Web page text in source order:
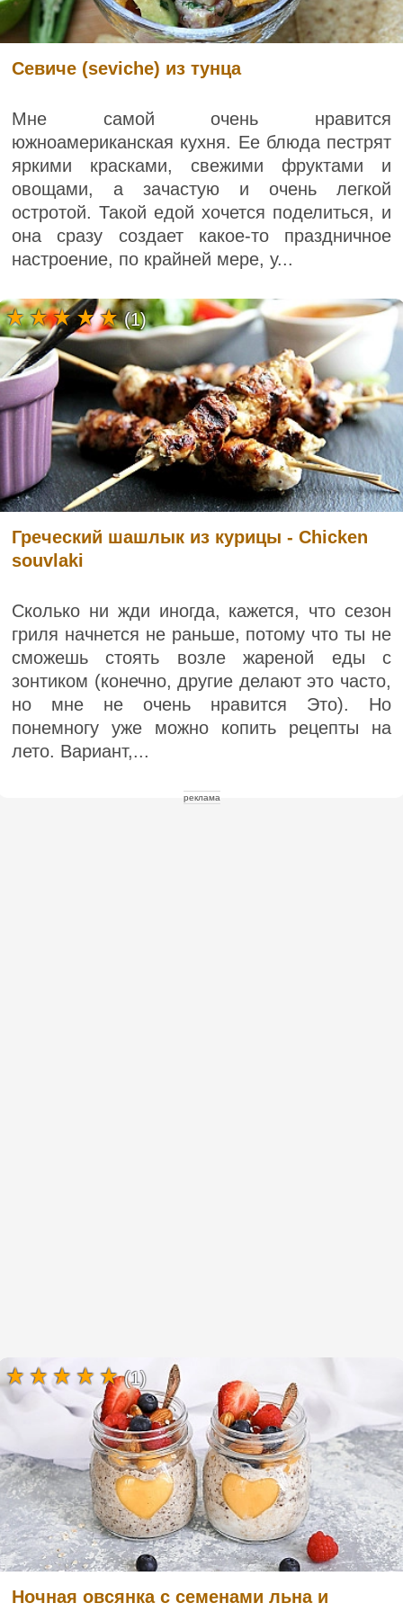
Севиче (seviche) из тунца
Мне самой очень нравится
южноамериканская кухня. Ее блюда пестрят
яркими красками, свежими фруктами и
овощами, а зачастую и очень легкой
остротой. Такой едой хочется поделиться, и
она сразу создает какое-то праздничное
настроение, по крайней мере, у...
Греческий шашлык из курицы - Chicken
souvlaki
Сколько ни жди иногда, кажется, что сезон
гриля начнется не раньше, потому что ты не
сможешь стоять возле жареной еды с
зонтиком (конечно, другие делают это часто,
но мне не очень нравится Это). Но
понемногу уже можно копить рецепты на
лето. Вариант,...
(1)
реклама
Ночная овсянка с семенами льна и
(1)